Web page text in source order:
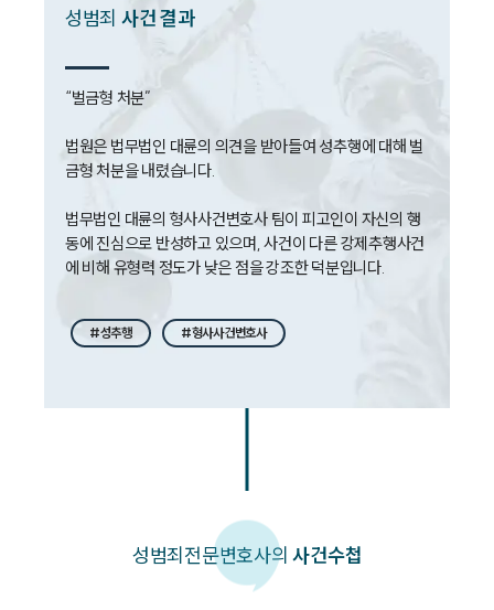
뉴스레터/브로슈어
세미나
대륜법률상담예약
대륜법률상담예약
성범죄 사건 결과
“벌금형 처분”
법원은 법무법인 대륜의 의견을 받아들여 성추행에 대해 벌
금형 처분을 내렸습니다.
법무법인 대륜의 형사사건변호사 팀이 피고인이 자신의 행
동에 진심으로 반성하고 있으며, 사건이 다른 강제추행사건
에 비해 유형력 정도가 낮은 점을 강조한 덕분입니다.
#성추행 #형사사건변호사
성범죄전문변호사의사건수첩